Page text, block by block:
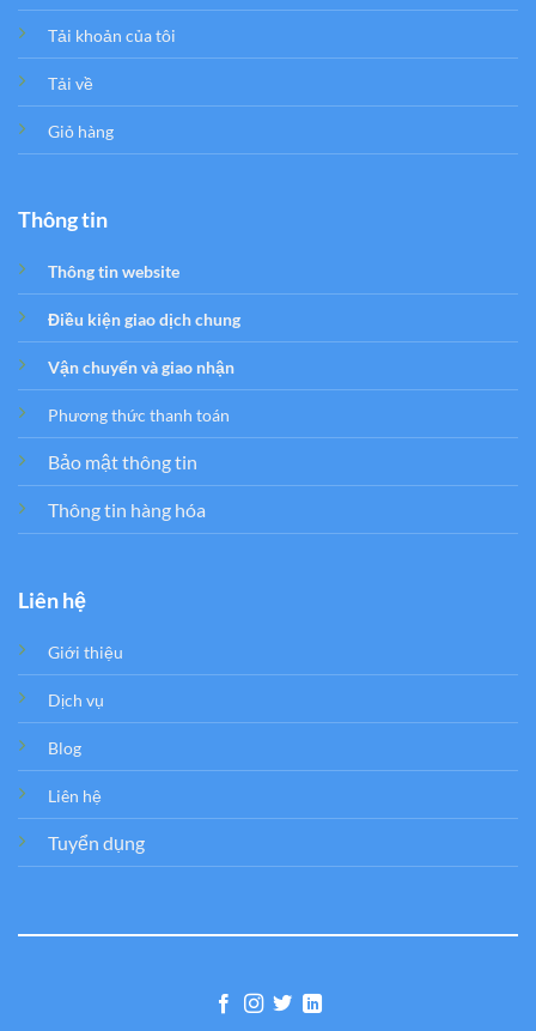
Tải khoản của tôi
Tải về
Giỏ hàng
Thông tin
Thông tin website
Điều kiện giao dịch chung
Vận chuyển và giao nhận
Phương thức thanh toán
Bảo mật thông tin
Thông tin hàng hóa
Liên hệ
Giới thiệu
Dịch vụ
Blog
Liên hệ
Tuyển dụng